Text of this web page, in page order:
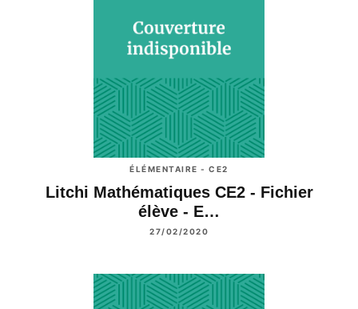
ÉLÉMENTAIRE - CE2
Litchi Mathématiques CE2 - Fichier
élève - E…
27/02/2020